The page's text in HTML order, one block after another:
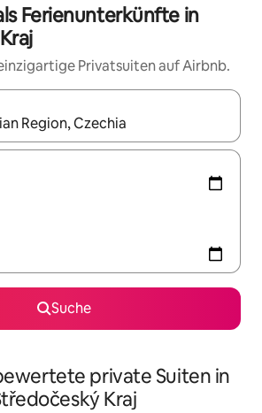
Ferienunterkünfte in
Privatsuiten auf Airbnb.
verfügbar sind, navigiere mit den
Suche
private Suiten in
Kraj